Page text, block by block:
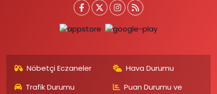
Nöbetçi Eczaneler
Hava Durumu
Trafik Durumu
Puan Durumu ve